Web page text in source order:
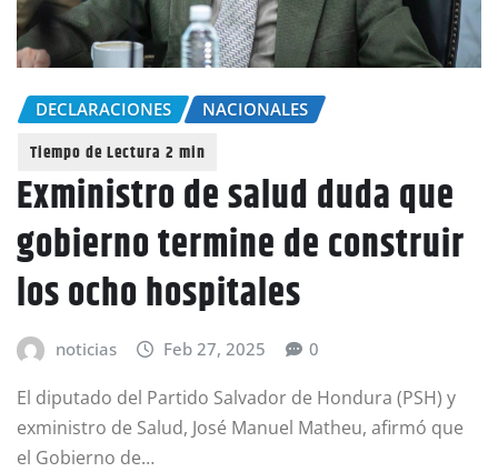
DECLARACIONES NACIONALES
Exministro de salud duda que
gobierno termine de construir
los ocho hospitales
noticias Feb 27, 2025 0
El diputado del Partido Salvador de Hondura (PSH) y
exministro de Salud, José Manuel Matheu, afirmó que
el Gobierno de…